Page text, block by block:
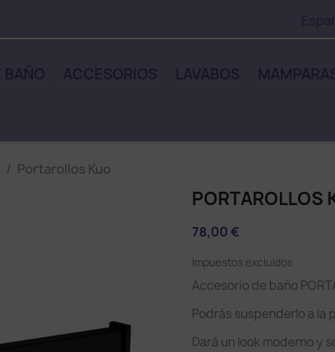
Portarollos Kuo
PORTAROLLOS
78,00 €
Impuestos excluidos
Accesorio de baño
Podrás suspenderlo a la
Dará un look moderno y